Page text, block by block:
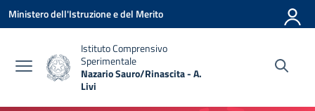
Vai ai contenuti
Vai al menu di navigazione
Vai al footer
Ministero dell'Istruzione e del Merito
Istituto Comprensivo
Sperimentale
Nazario Sauro/Rinascita - A.
Livi